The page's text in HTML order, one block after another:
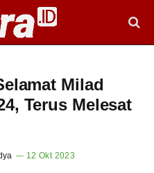
Milad
Terus Melesat
12 Okt 2023